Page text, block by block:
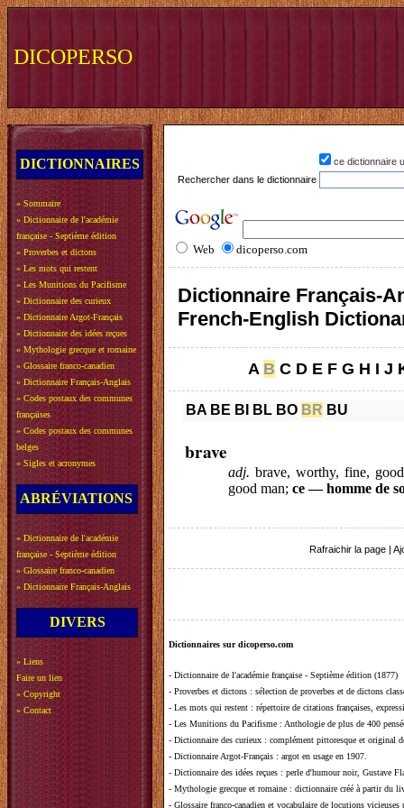
DICOPERSO
DICTIONNAIRES
» Sommaire
» Dictionnaire de l'académie
française - Septième édition
» Proverbes et dictons
» Les mots qui restent
» Les Munitions du Pacifisme
» Dictionnaire des curieux
» Dictionnaire Argot-Français
» Dictionnaire des idées reçues
» Mythologie grecque et romaine
» Glossaire franco-canadien
» Dictionnaire Français-Anglais
» Codes postaux des communes
françaises
» Codes postaux des communes
belges
» Sigles et acronymes
ABRÉVIATIONS
» Dictionnaire de l'académie
française - Septième édition
» Glossaire franco-canadien
» Dictionnaire Français-Anglais
DIVERS
» Liens
Faire un lien
» Copyright
» Contact
ce dictionnaire
Rechercher dans le dictionnaire
Web dicoperso.com
Dictionnaire Français-
French-English
A B C D E F G H I J
BA BE BI BL BO BR BU
brave
adj. brave, worthy, fine,
good man;ce — homme de
Rafraichir la page
Dictionnaires sur dicoperso.com
- Dictionnaire de l'académie française - Septième édition (1877)
- Proverbes et dictons : sélection de proverbes et de dictons
- Les mots qui restent : répertoire de citations françaises,
- Les Munitions du Pacifisme : Anthologie de plus de 400
- Dictionnaire des curieux : complément pittoresque et original
- Dictionnaire Argot-Français : argot en usage en 1907.
- Dictionnaire des idées reçues : perle d'humour noir, Gustave
- Mythologie grecque et romaine : dictionnaire créé à partir du
- Glossaire franco-canadien et vocabulaire de locutions vicieuses